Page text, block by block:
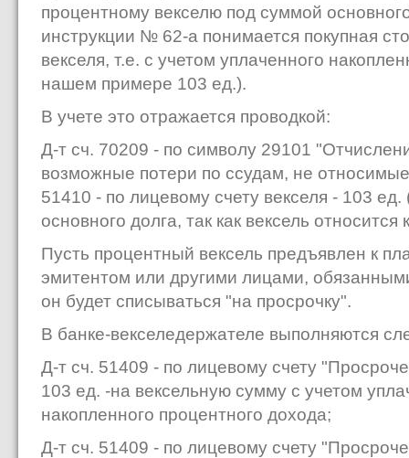
процентному векселю под суммой
инструкции № 62-а понимается покупная
векселя, т.е. с учетом упла­ченного
нашем при­мере 103 ед.).
В учете это отражается проводкой:
Д-т сч. 70209 - по символу 29101
возможные потери по ссу­дам, не
51410 - по лицево­му счету векселя - 103
основно­го долга, так как вексель относится
Пусть процентный вексель предъявлен к
эмитентом или другими лицами,
он будет списываться "на просрочку".
В банке-векселедержателе выполняются
Д-т сч. 51409 - по лицевому счету
103 ед. -на вексельную сумму с учетом
накопленного процентного дохода;
Д-т сч. 51409 - по лицевому счету